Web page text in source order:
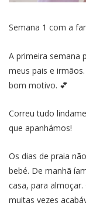
Semana 1 com a
A primeira semana
meus pais e
bom motivo. 💕
Correu tudo
que apanhámos!
Os dias de praia
bebé. De manhã
casa, para
muitas vezes